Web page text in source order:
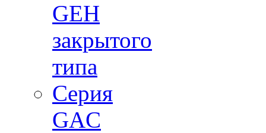
GEH
закрытого
типа
Серия
GAC